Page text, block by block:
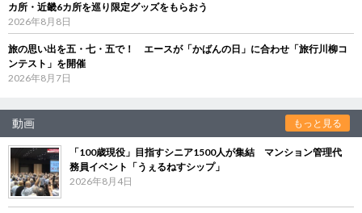
カ所・近畿6カ所を巡り限定グッズをもらおう
2026年8月8日
旅の思い出を五・七・五で！ エースが「かばんの日」に合わせ「旅行川柳コ
ンテスト」を開催
2026年8月7日
動画 もっと見る
「100歳現役」目指すシニア1500人が集結 マンション管理代
務員イベント「うぇるねすシップ」
2026年8月4日